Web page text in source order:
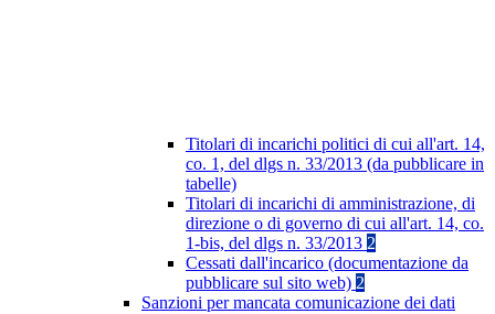
Titolari di incarichi politici di cui all'art. 14,
co. 1, del dlgs n. 33/2013 (da pubblicare in
tabelle)
Titolari di incarichi di amministrazione, di
direzione o di governo di cui all'art. 14, co.
1-bis, del dlgs n. 33/2013 2
Cessati dall'incarico (documentazione da
pubblicare sul sito web) 2
Sanzioni per mancata comunicazione dei dati